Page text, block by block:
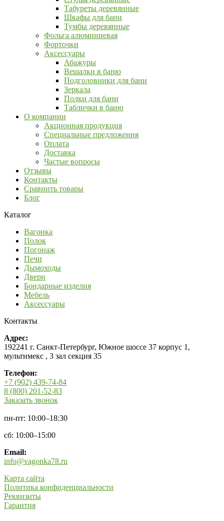
Табуреты деревянные
Шкафы для бани
Тумбы деревянные
Фольга алюминиевая
Форточки
Аксессуары
Абажуры
Вешалки в баню
Подголовники для бани
Зеркала
Полки для бани
Таблички в баню
О компании
Акционная продукция
Специальные предложения
Оплата
Доставка
Частые вопросы
Отзывы
Контакты
Сравнить товары
Блог
Каталог
Вагонка
Полок
Погонаж
Печи
Дымоходы
Двери
Бондарные изделия
Мебель
Аксессуары
Контакты
Адрес:
192241 г. Санкт-Петербург, Южное шоссе 37 корпус 1,
мультимекс , 3 зал секция 35
Телефон:
+7 (902) 439-74-84
8 (800) 201-52-83
Заказать звонок
пн-пт: 10:00–18:30
сб: 10:00–15:00
Email:
info@vagonka78.ru
Карта сайта
Политика конфиденциальности
Реквизиты
Гарантия